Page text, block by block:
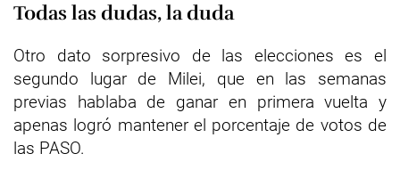
Todas las dudas, la duda
Otro dato sorpresivo de las elecciones es el
segundo lugar de Milei, que en las semanas
previas hablaba de ganar en primera vuelta y
apenas logró mantener el porcentaje de votos de
las PASO.